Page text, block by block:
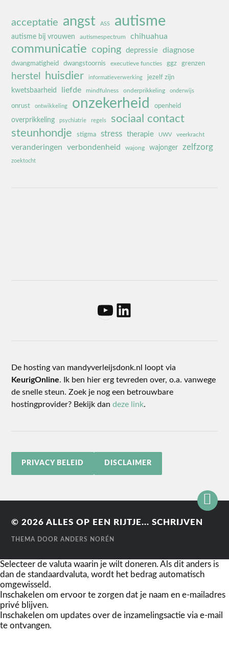
acceptatie angst ASS autisme
autisme bij vrouwen autismespectrum chihuahua
communicatie coping depressie diagnose
dwangmatigheid dwangstoornis executieve functies ggz grenzen
herstel huisdier informatieverwerking
jezelf zijn
kwetsbaarheid
liefde mindfulness onderprikkeling onderwijs
onrust ontwikkeling onzekerheid
openheid
overprikkeling
psychiatrie regels
sociaal contact
steunhondje
stigma stress therapie UWV veerkracht
veranderingen verbondenheid wajong wajonger zelfzorg
zoektocht
De hosting van mandyverleijsdonk.nl loopt via
KeurigOnline. Ik ben hier erg tevreden over, o.a. vanwege
de snelle steun. Zoek je nog een betrouwbare
hostingprovider? Bekijk dandeze link.
PRIVACY BELEID DISCLAIMER
© 2026ALLES OP EEN RIJTJE... SCHRIJVEN
THEMA DOORANDERS NORÉN
Selecteer de valuta waarin je wilt doneren. Als dit anders is
dan de standaardvaluta, wordt het bedrag automatisch
omgewisseld.
Inschakelen om ervoor te zorgen dat je naam en e-mailadres
privé blijven.
Inschakelen om updates over de inzamelingsactie via e-mail
te ontvangen.